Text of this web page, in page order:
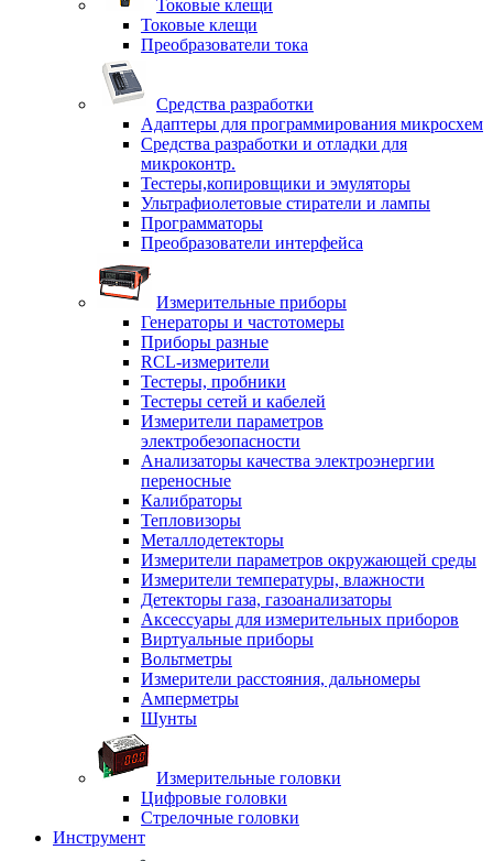
Токовые клещи
Токовые клещи
Преобразователи тока
Средства разработки
Адаптеры для программирования микросхем
Средства разработки и отладки для
микроконтр.
Тестеры,копировщики и эмуляторы
Ультрафиолетовые стиратели и лампы
Программаторы
Преобразователи интерфейса
Измерительные приборы
Генераторы и частотомеры
Приборы разные
RCL-измерители
Тестеры, пробники
Тестеры сетей и кабелей
Измерители параметров
электробезопасности
Анализаторы качества электроэнергии
переносные
Калибраторы
Тепловизоры
Металлодетекторы
Измерители параметров окружающей среды
Измерители температуры, влажности
Детекторы газа, газоанализаторы
Аксессуары для измерительных приборов
Виртуальные приборы
Вольтметры
Измерители расстояния, дальномеры
Амперметры
Шунты
Измерительные головки
Цифровые головки
Стрелочные головки
Инструмент